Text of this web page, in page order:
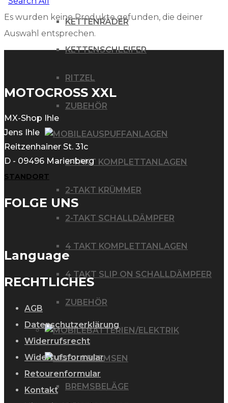
KETTENRÄDER
KETTENSCHLEIFER
RITZEL
ZUBEHÖR
AUSPUFFANLAGEN
2-TAKT KOMPLETTANLAGEN
2-TAKT KRÜMMER
2-TAKT SCHALLDÄMPFER
4 TAKT KOMPLETTANLAGEN
4 TAKT SLIP ON SCHALLDÄMPFER
ZUBEHÖR
BATTERIEN/ELEKTRIK
BREMSEN
BREMSBELÄGE
Es wurden keine Produkte gefunden, die deiner
Auswahl entsprechen.
MOTOCROSS XXL
MX-Shop Ihle
Jens Ihle
Reitzenhainer St. 31c
D - 09496 Marienberg
STANDORT
FOLGE UNS
Language
RECHTLICHES
AGB
Datenschutzerklärung
Widerrufsrecht
Widerrufsformular
Retourenformular
Kontakt